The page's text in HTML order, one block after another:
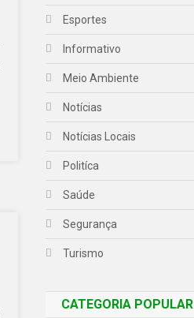
Esportes
Informativo
Meio Ambiente
Notícias
Notícias Locais
Politíca
Saúde
Segurança
Turismo
CATEGORIA POPULAR